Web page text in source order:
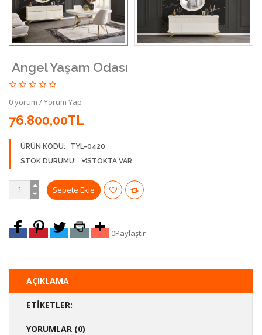
Angel Yaşam Odası
0 yorum /Yorum Yap
76.800,00TL
ÜRÜN KODU:
TYL-0420
STOK DURUMU:
STOKTA VAR
0Paylaştır
AÇIKLAMA
ETIKETLER:
YORUMLAR (0)